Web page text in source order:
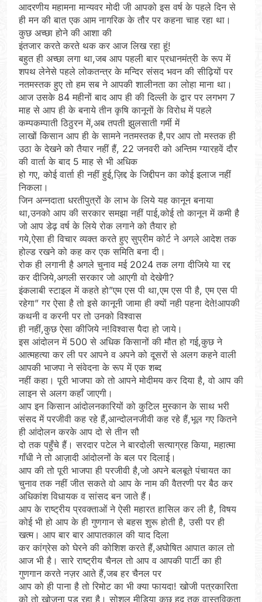
आदरणीय महामना मान्यवर मोदी जी आपको इस वर्ष के पहले दिन से
ही मन की बात एक आम नागरिक के तौर पर कहना चाह रहा था।
कुछ अच्छा होने की आशा की
इंतजार करते करते थक कर आज लिख रहा हूं!
बहुत ही अच्छा लगा था,जब आप पहली बार प्रधानमंत्री के रूप में
शपथ लेनेसे पहले लोकतन्त्र के मन्दिर संसद भवन की सीढ़ियों पर
नतमस्तक हुए तो हम सब ने आपकी शालीनता का लोहा माना था।
आज उसके 84 महीनों बाद आप ही की दिल्ली के द्वार पर लगभग 7
माह से आप ही के बनाये तीन कृषि कानूनों के विरोध में पहले
कम्पकम्पाती ठिठुरन में,अब तपती झुलसाती गर्मी में
लाखों किसान आप ही के सामने नतमस्तक है,पर आप तो मस्तक ही
उठा के देखने को तैयार नहीं हैं, 22 जनवरी को अन्तिम ग्यारहवें दौर
की वार्ता के बाद 5 माह से भी अधिक
हो गए, कोई वार्ता ही नहीं हुई,ज़िद्द के जिद्दीपन का कोई इलाज नहीं
निकला।
जिन अन्नदाता धरतीपुत्रों के लाभ के लिये यह कानून बनाया
था,उनको आप की सरकार समझा नहीं पाई,कोई तो कानून में कमी है
जो आप डेढ़ वर्ष के लिये रोक लगाने को तैयार हो
गये,ऐसा ही विचार व्यक्त करते हुए सुप्रीम कोर्ट ने अगले आदेश तक
होल्ड रखने को कह कर एक समिति बना दी।
रोक ही लगानी है अगले चुनाव मई 2024 तक लगा दीजिये या रद्द
कर दीजिये,अगली सरकार जो आएगी वो देखेगी?
इंकलाबी स्टाइल में कहते हो”एम एस पी था,एम एस पी है, एम एस पी
रहेगा” गर ऐसा है तो इसे कानूनी जामा ही क्यों नही पहना देते!आपकी
कथनी व करनी पर तो उनको विश्वास
ही नहीं,कुछ ऐसा कीजिये न!विश्वास पैदा हो जाये।
इस आंदोलन में 500 से अधिक किसानों की मौत हो गई,कुछ ने
आत्महत्या कर ली पर आपने व अपने को दूसरों से अलग कहने वाली
आपकी भाजपा ने संवेदना के रूप में एक शब्द
नहीं कहा। पूरी भाजपा को तो आपने मोदीमय कर दिया है, वो आप की
लाइन से अलग कहाँ जाएगी।
आप इन किसान आंदोलनकारियों को कुटिल मुस्कान के साथ भरी
संसद में परजीवी कह रहे हैं,आन्दोलनजीवी कह रहे हैं,भूल गए कितने
ही आंदोलन करके आप दो से तीन सौ
दो तक पहुँचे हैं। सरदार पटेल ने बारदोली सत्याग्रह किया, महात्मा
गाँधी ने तो आज़ादी आंदोलनों के बल पर दिलाई।
आप की तो पूरी भाजपा ही परजीवी है,जो अपने बलबूते पंचायत का
चुनाव तक नहीं जीत सकते वो आप के नाम की वैतरणी पर बैठ कर
अधिकांश विधायक व सांसद बन जाते हैं।
आप के राष्ट्रीय प्रवक्ताओं ने ऐसी महारत हासिल कर ली है, विषय
कोई भी हो आप के ही गुणगान से बहस शुरू होती है, उसी पर ही
खत्म। आप बार बार आपातकाल की याद दिला
कर कांग्रेस को घेरने की कोशिश करते हैं,अघोषित आपात काल तो
आज भी है। सारे राष्ट्रीय चैनल तो आप व आपकी पार्टी का ही
गुणगान करते नज़र आते हैं,जब हर चैनल पर
आप को ही पाना है तो रिमोट का भी क्या फायदा! खोजी पत्रकारिता
को तो खोजना पड़ रहा है। सोशल मीडिया कुछ हद तक वास्तविकता